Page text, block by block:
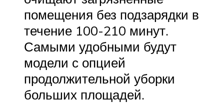
помещения без подзарядки в
течение 100-210 минут.
Самыми удобными будут
модели с опцией
продолжительной уборки
больших площадей.